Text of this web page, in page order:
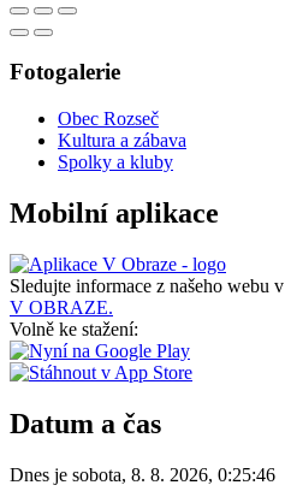
Fotogalerie
Obec Rozseč
Kultura a zábava
Spolky a kluby
Mobilní aplikace
Sledujte informace z našeho webu v
V OBRAZE.
Volně ke stažení:
Datum a čas
Dnes je sobota, 8. 8. 2026, 0:25:46